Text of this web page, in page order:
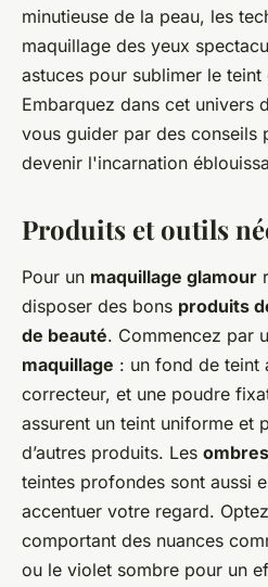
minutieuse de la peau, les
maquillage des yeux
astuces pour sublimer le teint
Embarquez dans cet univers
vous guider par des conseils
devenir l'incarnation
Produits et outils
Pour un maquillage glamour
disposer des bons produits
de beauté. Commencez par
maquillage : un fond de teint
correcteur, et une poudre
assurent un teint uniforme et
d’autres produits. Les
teintes profondes sont aussi
accentuer votre regard.
comportant des nuances
ou le violet sombre pour un